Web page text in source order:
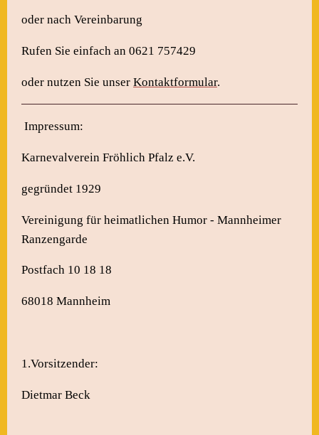
oder nach Vereinbarung
Rufen Sie einfach an 0621 757429
oder nutzen Sie unser Kontaktformular.
Impressum:
Karnevalverein Fröhlich Pfalz e.V.
gegründet 1929
Vereinigung für heimatlichen Humor - Mannheimer
Ranzengarde
Postfach 10 18 18
68018 Mannheim
1.Vorsitzender:
Dietmar Beck